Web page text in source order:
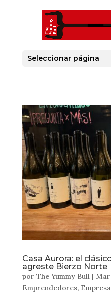
Seleccionar página
Casa Aurora: el
agreste Bierzo Norte
por The Yummy Bull| Mar
Emprendedores,